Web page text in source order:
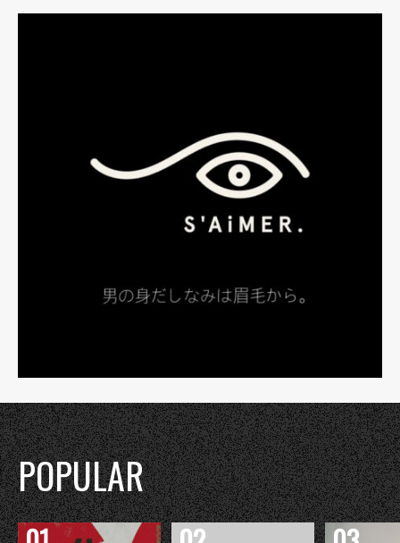
POPULAR